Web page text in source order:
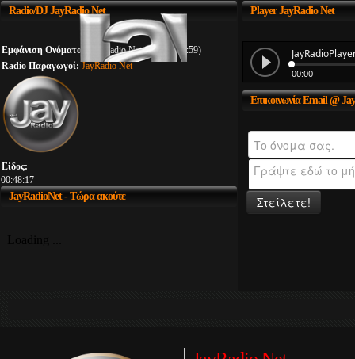
Radio/DJJayRadio Net
Εμφάνιση Ονόματος:
JayRadio Net (00:00 - 23:59)
Radio Παραγωγοί: JayRadio Net
Είδος:
00:48:17
JayRadioNet- Τώρα ακούτε
PlayerJayRadio Net
ΕπικοινωνίαEmail @
Στείλετε!